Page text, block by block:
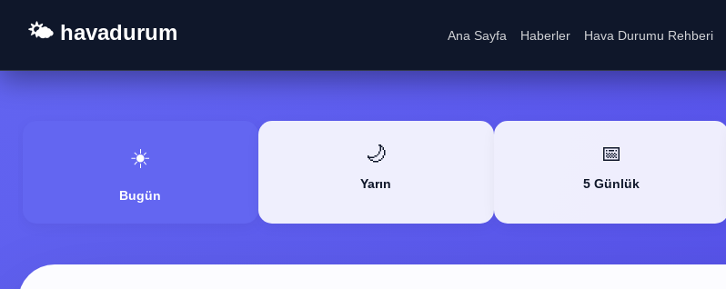
🌤️ havadurum Ana Sayfa Haberler Hava Durumu Rehberi
☀️
Bugün
🌙
Yarın
📅
5 Günlük